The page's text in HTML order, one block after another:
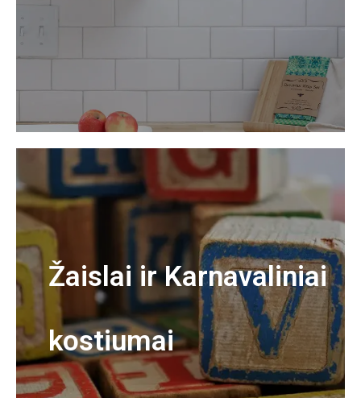
Žaislai ir Karnavaliniai
kostiumai